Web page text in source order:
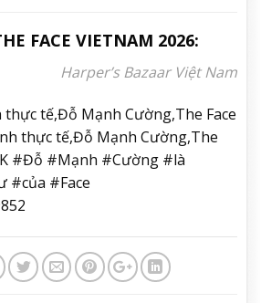
FACE VIETNAM 2026:
Harper’s Bazaar Việt Nam
tế,Đỗ Mạnh Cường,The Face
thực tế,Đỗ Mạnh Cường,The
#Đỗ #Mạnh #Cường #là
#Face